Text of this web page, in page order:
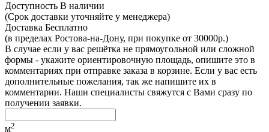
Доcтупность В наличии
(Срок доставки уточняйте у менеджера)
Доставка Бесплатно
(в пределах Ростова-на-Дону, при покупке от 30000р.)
В случае если у вас решётка не прямоугольной или сложной
формы - укажите ориентировочную площадь, опишите это в
комментариях при отправке заказа в корзине. Если у вас есть
дополнительные пожелания, так же напишите их в
комментарии. Наши специалисты свяжутся с Вами сразу по
получении заявки.
м2